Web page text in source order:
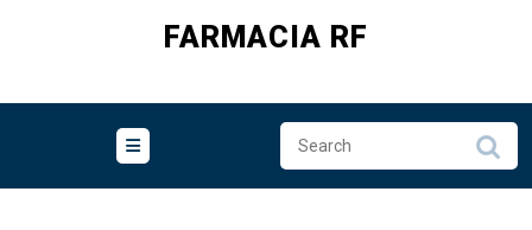
FARMACIA RF